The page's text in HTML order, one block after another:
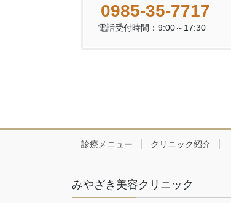
0985-35-7717
電話受付時間：9:00～17:30
診療メニュー クリニック紹介
みやざき美容クリニック